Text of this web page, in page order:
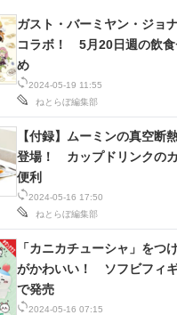
リサーチ
集めた総合ページ
を見通す
信の最新トレンド
とデバイスの未来
る 比べて選べる
2024-05-19 11:55
ねとらぼ編集部
ガスト・バーミヤン・ジョ
コラボ！ 5月20日週の飲食
め
2024-05-16 17:50
ねとらぼ編集部
【付録】ムーミンの真空断
登場！ カップドリンクの
便利
2024-05-16 07:15
「カニカチューシャ」をつ
がかわいい！ ソフビフィ
で発売